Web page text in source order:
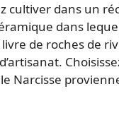
cultiver dans un
dans
de roches de
Narcisse